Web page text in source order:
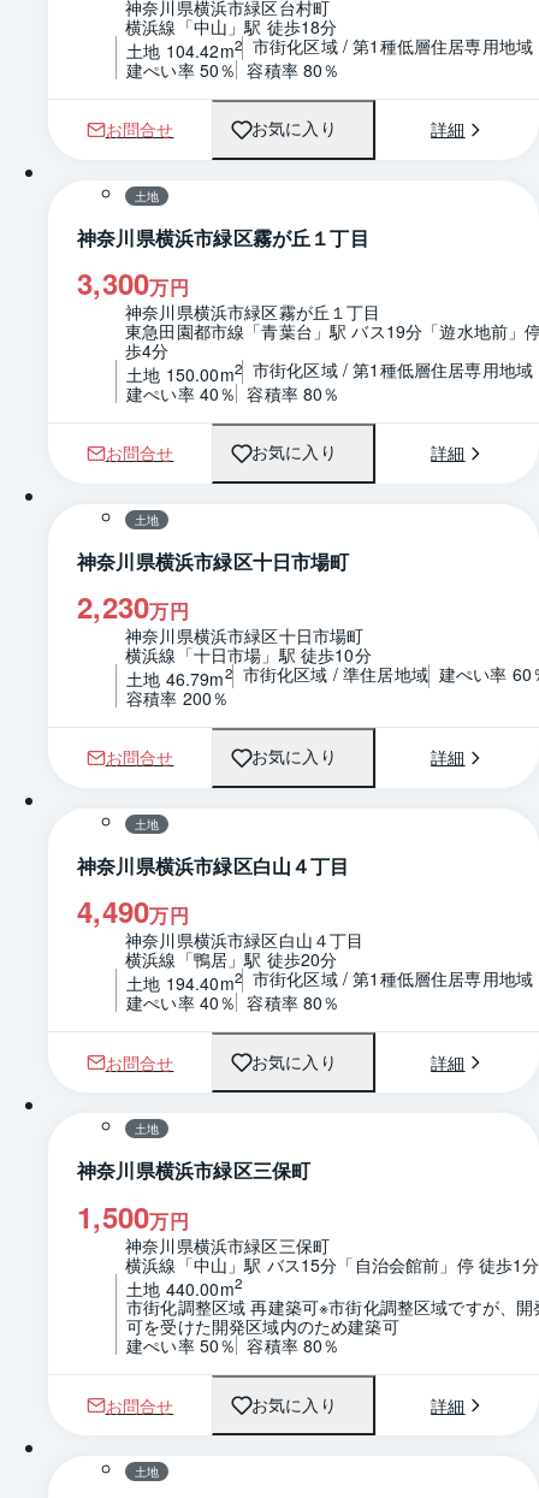
神奈川県横浜市緑区台村町
横浜線「中山」駅 徒歩18分
土地 104.42m2 市街化区域 / 第1種低層住居専用地域
建ぺい率 50％ 容積率 80％
お問合せ お気に入り 詳細
1 / 0 区画図
土地
神奈川県横浜市緑区霧が丘１丁目
3,300万円
神奈川県横浜市緑区霧が丘１丁目
東急田園都市線「青葉台」駅 バス19分「遊水地前」
歩4分
土地 150.00m2 市街化区域 / 第1種低層住居専用地域
建ぺい率 40％ 容積率 80％
お問合せ お気に入り 詳細
1 / 0 区画図
土地
神奈川県横浜市緑区十日市場町
2,230万円
神奈川県横浜市緑区十日市場町
横浜線「十日市場」駅 徒歩10分
土地 46.79m2 市街化区域 / 準住居地域 建ぺい率 60
容積率 200％
お問合せ お気に入り 詳細
1 / 0 区画図
土地
神奈川県横浜市緑区白山４丁目
4,490万円
神奈川県横浜市緑区白山４丁目
横浜線「鴨居」駅 徒歩20分
土地 194.40m2 市街化区域 / 第1種低層住居専用地域
建ぺい率 40％ 容積率 80％
お問合せ お気に入り 詳細
1 / 0 区画図
土地
神奈川県横浜市緑区三保町
1,500万円
神奈川県横浜市緑区三保町
横浜線「中山」駅 バス15分「自治会館前」停 徒歩1分
土地 440.00m2
市街化調整区域 再建築可※市街化調整区域ですが、開
可を受けた開発区域内のため建築可
建ぺい率 50％ 容積率 80％
お問合せ お気に入り 詳細
1 / 0 区画図
土地